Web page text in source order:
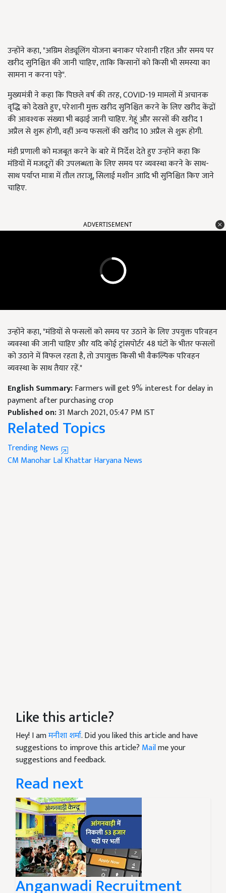
उन्होंने कहा, "अग्रिम शेड्यूलिंग योजना बनाकर परेशानी रहित और समय पर
खरीद सुनिश्चित की जानी चाहिए, ताकि किसानों को किसी भी समस्या का
सामना न करना पड़े".
मुख्यमंत्री ने कहा कि पिछले वर्ष की तरह, COVID-19 मामलों में अचानक
वृद्धि को देखते हुए, परेशानी मुक्त खरीद सुनिश्चित करने के लिए खरीद केंद्रों
की आवश्यक संख्या भी बढ़ाई जानी चाहिए. गेहूं और सरसों की खरीद 1
अप्रैल से शुरू होगी, वहीं अन्य फसलों की खरीद 10 अप्रैल से शुरू होगी.
मंडी प्रणाली को मजबूत करने के बारे में निर्देश देते हुए उन्होंने कहा कि
मंडियों में मजदूरों की उपलब्धता के लिए समय पर व्यवस्था करने के साथ-
साथ पर्याप्त मात्रा में तौल तराजू, सिलाई मशीन आदि भी सुनिश्चित किए जाने
चाहिए.
ADVERTISEMENT
उन्होंने कहा, "मंडियों से फसलों को समय पर उठाने के लिए उपयुक्त परिवहन
व्यवस्था की जानी चाहिए और यदि कोई ट्रांसपोर्टर 48 घंटों के भीतर फसलों
को उठाने में विफल रहता है, तो उपायुक्त किसी भी वैकल्पिक परिवहन
व्यवस्था के साथ तैयार रहें."
English Summary:Farmers will get 9% interest for delay in
payment after purchasing crop
Published on:31 March 2021, 05:47 PM IST
Related Topics
Trending News
CM Manohar Lal KhattarHaryana News
Like this article?
Hey! I amमनीशा शर्मा. Did you liked this article and have
suggestions to improve this article? Mailme your
suggestions and feedback.
Read next
Anganwadi Recruitment